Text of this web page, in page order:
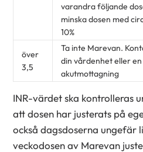
varandra följande
minska dosen med
10%
över
3,5
Ta inte Marevan.
din vårdenhet eller en
akutmottagning
INR-värdet ska kontrolleras
att dosen har justerats på
också dagsdoserna ungefär
veckodosen av Marevan